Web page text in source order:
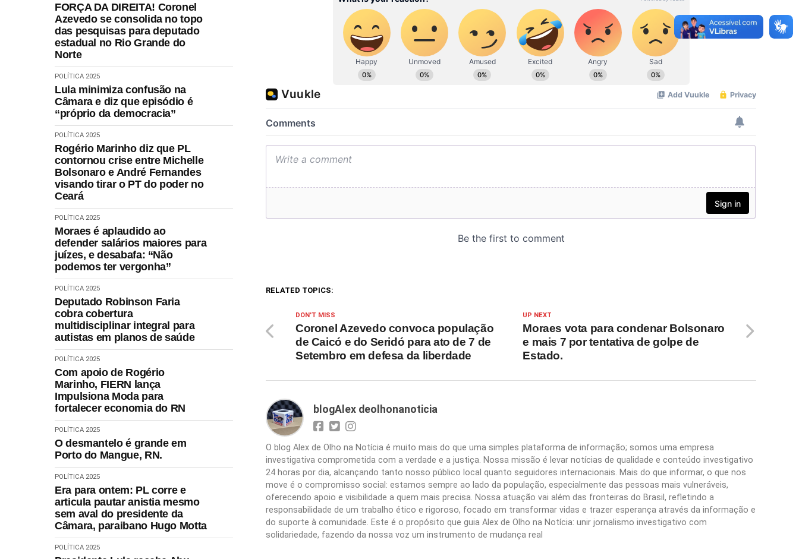
FORÇA DA DIREITA! Coronel
Azevedo se consolida no topo
das pesquisas para deputado
estadual no Rio Grande do
Norte
POLÍTICA 2025
Lula minimiza confusão na
Câmara e diz que episódio é
“próprio da democracia”
POLÍTICA 2025
Rogério Marinho diz que PL
contornou crise entre Michelle
Bolsonaro e André Fernandes
visando tirar o PT do poder no
Ceará
POLÍTICA 2025
Moraes é aplaudido ao
defender salários maiores para
juízes, e desabafa: “Não
podemos ter vergonha”
POLÍTICA 2025
Deputado Robinson Faria
cobra cobertura
multidisciplinar integral para
autistas em planos de saúde
POLÍTICA 2025
Com apoio de Rogério
Marinho, FIERN lança
Impulsiona Moda para
fortalecer economia do RN
POLÍTICA 2025
O desmantelo é grande em
Porto do Mangue, RN.
POLÍTICA 2025
Era para ontem: PL corre e
articula pautar anistia mesmo
sem aval do presidente da
Câmara, paraibano Hugo Motta
POLÍTICA 2025
RELATED TOPICS:
UP NEXT
Moraes vota para condenar Bolsonaro
e mais 7 por tentativa de golpe de
Estado.
DON'T MISS
Coronel Azevedo convoca população
de Caicó e do Seridó para ato de 7 de
Setembro em defesa da liberdade
blogAlex deolhonanoticia
O blog Alex de Olho na Notícia é muito mais do que uma simples plataforma de informação; somos uma empresa
investigativa comprometida com a verdade e a justiça. Nossa missão é levar notícias de qualidade e conteúdo investigativo
24 horas por dia, alcançando tanto nosso público local quanto seguidores internacionais. Mais do que informar, o que nos
move é o compromisso social: estamos sempre ao lado da população, especialmente das pessoas mais vulneráveis,
oferecendo apoio e visibilidade a quem mais precisa. Nossa atuação vai além das fronteiras do Brasil, refletindo a
responsabilidade de um trabalho ético e rigoroso, focado em transformar vidas e trazer esperança através da informação e
do suporte à comunidade. Este é o propósito que guia Alex de Olho na Notícia: unir jornalismo investigativo com
solidariedade, fazendo da nossa voz um instrumento de mudança real